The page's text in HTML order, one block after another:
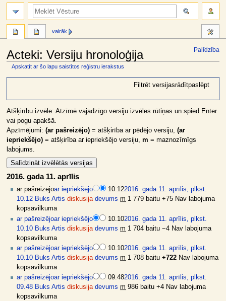
Palīdzība
Acteki: Versiju hronoloģija
Apskatīt ar šo lapu saistītos reģistru ierakstus
navigation
search
Filtrēt versijasrādītpaslēpt
Atšķirību izvēle: Atzīmē vajadzīgo versiju izvēles rūtiņas un spied Enter
vai pogu apakšā.
Apzīmējumi: (ar pašreizējo)= atšķirība ar pēdējo versiju, (ar
iepriekšējo)= atšķirība ar iepriekšējo versiju, m = maznozīmīgs
labojums.
2016. gada 11. aprīlis
ar pašreizējoar iepriekšējo 10.122016. gada 11. aprīlis, plkst.
10.12 Buks Artis diskusija devums m 1 779 baitu +75 Nav labojuma
kopsavilkuma
ar pašreizējoar iepriekšējo 10.102016. gada 11. aprīlis, plkst.
10.10 Buks Artis diskusija devums m 1 704 baitu −4 Nav labojuma
kopsavilkuma
ar pašreizējoar iepriekšējo 10.102016. gada 11. aprīlis, plkst.
10.10 Buks Artis diskusija devums m 1 708 baitu +722 Nav labojuma
kopsavilkuma
ar pašreizējoar iepriekšējo 09.482016. gada 11. aprīlis, plkst.
09.48 Buks Artis diskusija devums m 986 baitu +4 Nav labojuma
kopsavilkuma
vairāk
meklēt